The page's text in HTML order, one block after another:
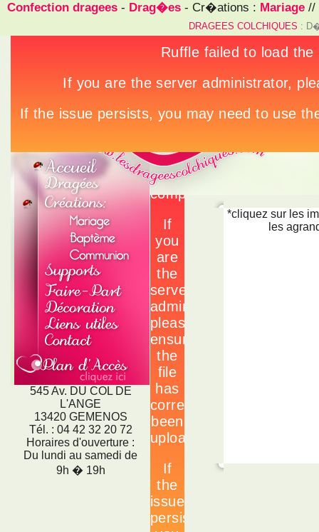
Confection dragees - Drag�es - Cr�ations : Mariage //
DRAGEES COLCHIQUES :
545 Av. DU COL DE
L'ANGE
13420 GEMENOS
Tél. : 04 42 32 20 72
Horaires d'ouverture :
Du lundi au samedi de
9h � 19h
*cliquez sur les
les